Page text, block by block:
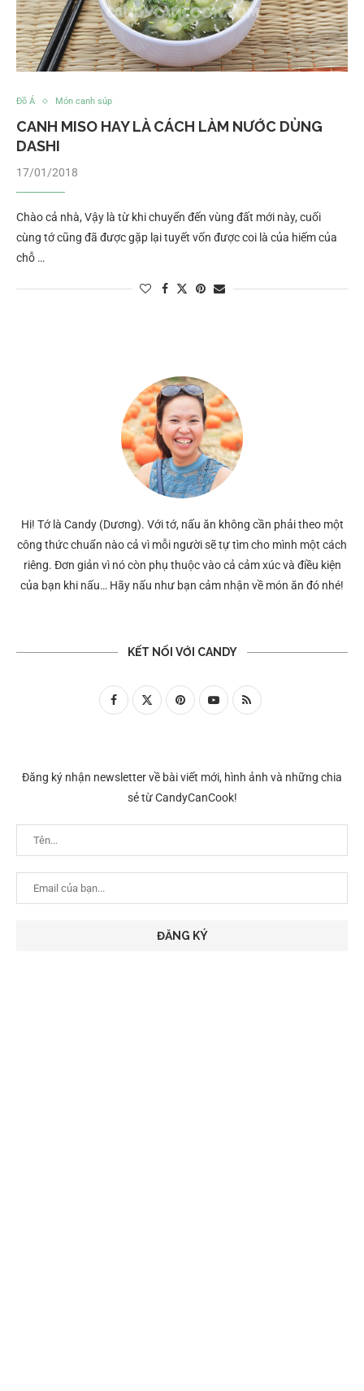
Đồ Á Món canh súp
CANH MISO HAY LÀ CÁCH LÀM NƯỚC DÙNG
DASHI
17/01/2018
Chào cả nhà, Vậy là từ khi chuyển đến vùng đất mới này, cuối
cùng tớ cũng đã được gặp lại tuyết vốn được coi là của hiếm của
chỗ …
Hi! Tớ là Candy (Dương). Với tớ, nấu ăn không cần phải theo một
công thức chuẩn nào cả vì mỗi người sẽ tự tìm cho mình một cách
riêng. Đơn giản vì nó còn phụ thuộc vào cả cảm xúc và điều kiện
của bạn khi nấu… Hãy nấu như bạn cảm nhận về món ăn đó nhé!
KẾT NỐI VỚI CANDY
Đăng ký nhận newsletter về bài viết mới, hình ảnh và những chia
sẻ từ CandyCanCook!